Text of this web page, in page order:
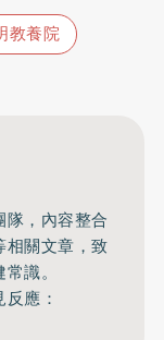
教養院
隊，內容整合
相關文章，致
識。
應：